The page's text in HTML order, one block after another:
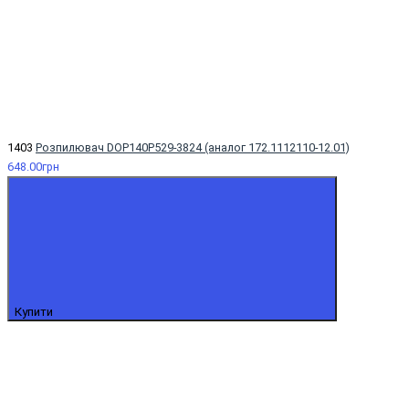
1403 Розпилювач DOP140Р529-3824 (аналог 172.1112110-12.01)
648.00грн
Купити